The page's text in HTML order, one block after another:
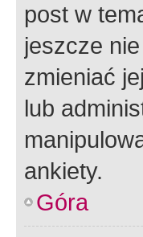
post w
jeszcze
zmieniać
lub
ankiety.
Góra